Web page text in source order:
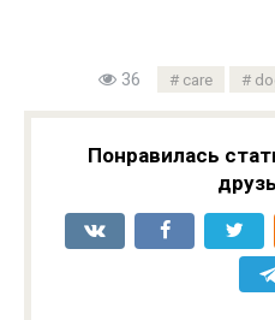
36 care
Понравилась